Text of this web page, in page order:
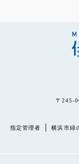
〒245-
指定管理者 横浜市緑